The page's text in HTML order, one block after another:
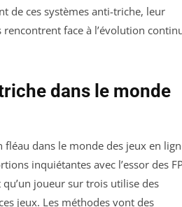
de ces systèmes anti-triche, leur
rencontrent face à l’évolution
dans le monde
fléau dans le monde des jeux en
inquiétantes avec l’essor des
joueur sur trois utilise des
jeux. Les méthodes vont des